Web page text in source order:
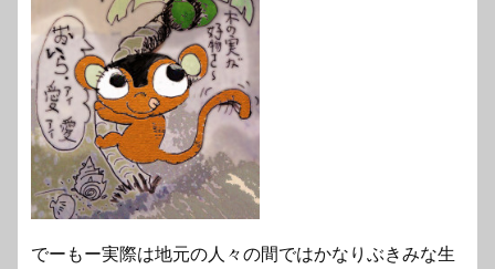
でーもー実際は地元の人々の間ではかなりぶきみな生